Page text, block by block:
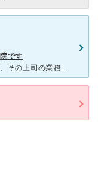
です
今勤めている会社の上司が突然やめてしまい、その上司の業務を私が全て引き受ける事になりました。 あまりに突然の事だったので、気が動転してしまい、あれもこれもと考えているうちに、不眠の症状が出てしまいま